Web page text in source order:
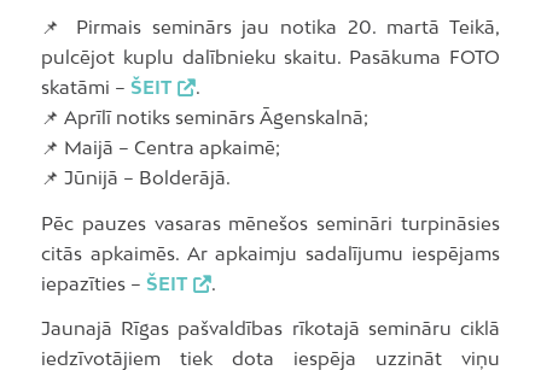
📌 Pirmais seminārs jau notika 20. martā Teikā,
pulcējot kuplu dalībnieku skaitu. Pasākuma FOTO
skatāmi – ŠEIT
.
📌 Aprīlī notiks seminārs Āgenskalnā;
📌 Maijā – Centra apkaimē;
📌 Jūnijā – Bolderājā.
Pēc pauzes vasaras mēnešos semināri turpināsies
citās apkaimēs. Ar apkaimju sadalījumu iespējams
iepazīties – ŠEIT .
Jaunajā Rīgas pašvaldības rīkotajā semināru ciklā
iedzīvotājiem tiek dota iespēja uzzināt viņu